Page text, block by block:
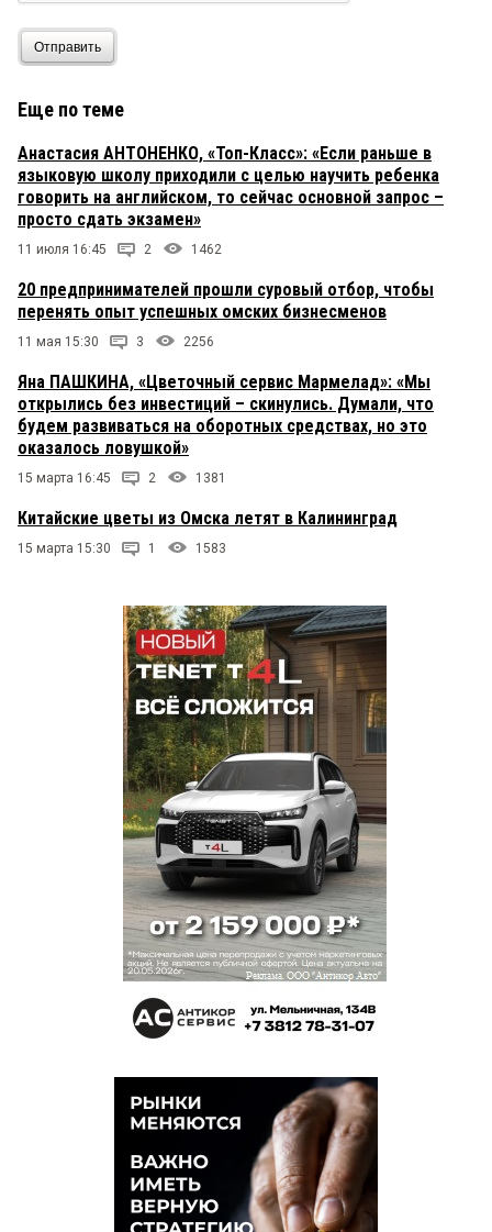
Отправить
Еще по теме
Анастасия АНТОНЕНКО, «Топ-Класс»: «Если раньше в
языковую школу приходили с целью научить ребенка
говорить на английском, то сейчас основной запрос –
просто сдать экзамен»
11 июля 16:45 2 1462
20 предпринимателей прошли суровый отбор, чтобы
перенять опыт успешных омских бизнесменов
11 мая 15:30 3 2256
Яна ПАШКИНА, «Цветочный сервис Мармелад»: «Мы
открылись без инвестиций – скинулись. Думали, что
будем развиваться на оборотных средствах, но это
оказалось ловушкой»
15 марта 16:45 2 1381
Китайские цветы из Омска летят в Калининград
15 марта 15:30 1 1583